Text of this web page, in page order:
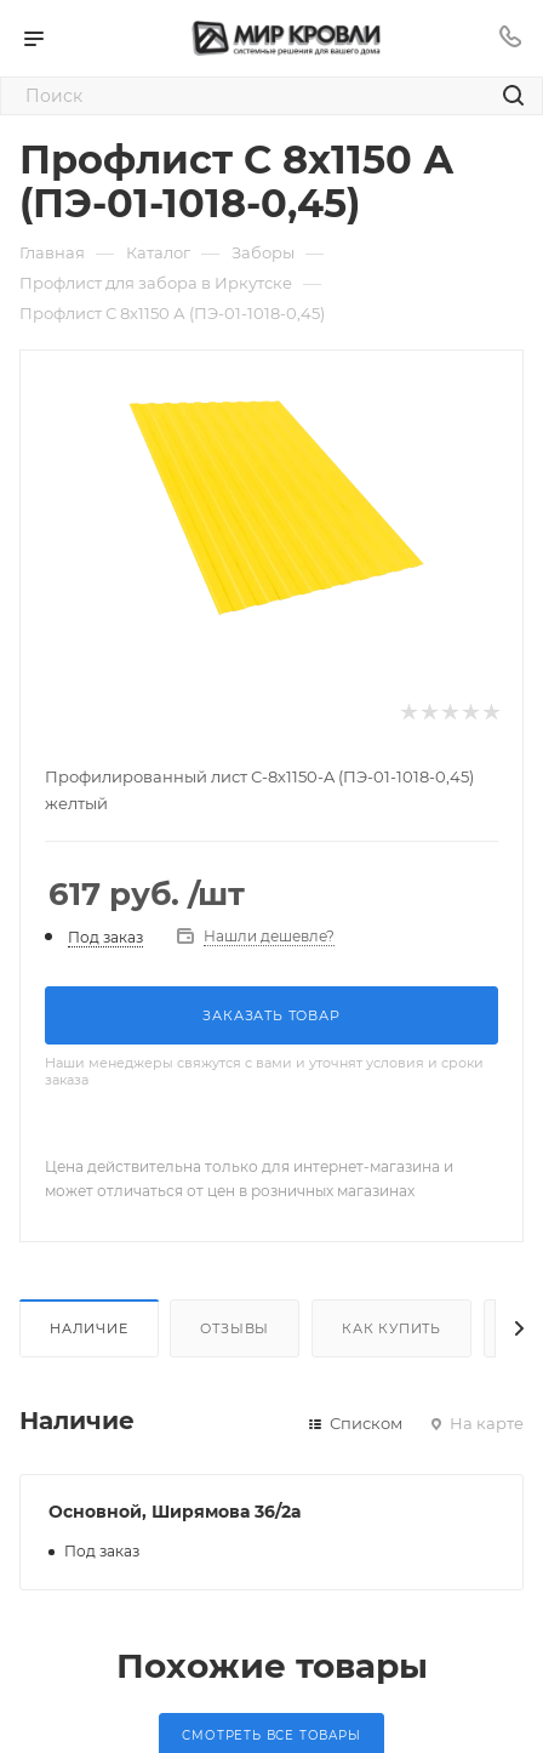
Профлист С 8х1150 А
(ПЭ-01-1018-0,45)
Главная — Каталог — Заборы —
Профлист для забора в Иркутске —
Профлист С 8х1150 А (ПЭ-01-1018-0,45)
Профилированный лист С-8х1150-A (ПЭ-01-1018-0,45)
желтый
617 руб. /шт
Под заказ Нашли дешевле?
ЗАКАЗАТЬ ТОВАР
Наши менеджеры свяжутся с вами и уточнят условия и сроки
заказа
Цена действительна только для интернет-магазина и
может отличаться от цен в розничных магазинах
НАЛИЧИЕ ОТЗЫВЫ КАК КУПИТЬ
Наличие Списком На карте
Основной, Ширямова 36/2а
Под заказ
Похожие товары
СМОТРЕТЬ ВСЕ ТОВАРЫ